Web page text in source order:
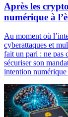
Après les
numérique à
Au moment où
cyberattaques et
fait un pari : ne pas
sécuriser son
intention